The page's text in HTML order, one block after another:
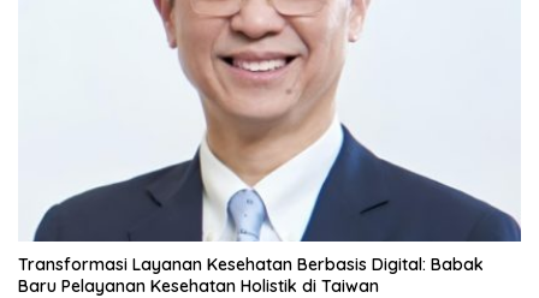
Transformasi Layanan Kesehatan Berbasis Digital: Babak
Baru Pelayanan Kesehatan Holistik di Taiwan